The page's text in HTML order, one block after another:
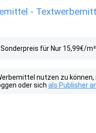
-
für Nur 15,99€/
nutzen zu können,
oder sich als Publisher